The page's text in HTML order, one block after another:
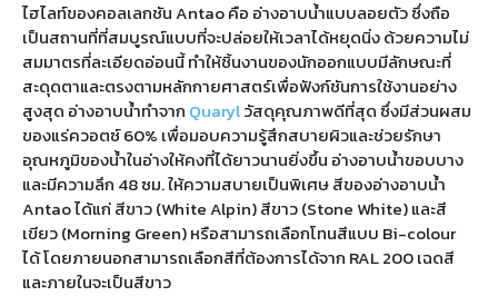
ไฮไลท์ของคอลเลกชัน Antao คือ อ่างอาบน้ำแบบลอยตัว ซึ่งถือ
เป็นสถานที่ที่สมบูรณ์แบบที่จะปล่อยให้เวลาได้หยุดนิ่ง ด้วยความไม่
สมมาตรที่ละเอียดอ่อนนี้ ทำให้ชิ้นงานของนักออกแบบมีลักษณะที่
สะดุดตาและตรงตามหลักกายศาสตร์เพื่อฟังก์ชันการใช้งานอย่าง
สูงสุด อ่างอาบน้ำทำจาก Quarylวัสดุคุณภาพดีที่สุด ซึ่งมีส่วนผสม
ของแร่ควอตซ์ 60% เพื่อมอบความรู้สึกสบายผิวและช่วยรักษา
อุณหภูมิของน้ำในอ่างให้คงที่ได้ยาวนานยิ่งขึ้น อ่างอาบน้ำขอบบาง
และมีความลึก 48 ซม. ให้ความสบายเป็นพิเศษ สีของอ่างอาบน้ำ
Antao ได้แก่ สีขาว (White Alpin) สีขาว (Stone White) และสี
เขียว (Morning Green) หรือสามารถเลือกโทนสีแบบ Bi-colour
ได้ โดยภายนอกสามารถเลือกสีที่ต้องการได้จาก RAL 200 เฉดสี
และภายในจะเป็นสีขาว